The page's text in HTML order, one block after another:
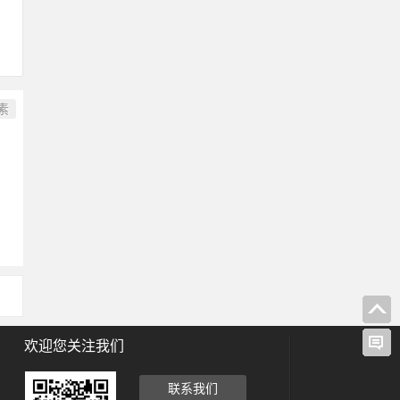
欢迎您关注我们
联系我们